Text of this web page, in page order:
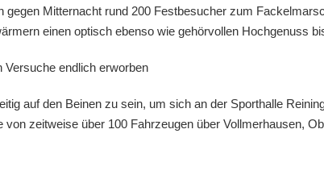
Mitternacht rund 200 Festbesucher zum
einen optisch ebenso wie gehörvollen Hochgenuss
Versuche endlich erworben
auf den Beinen zu sein, um sich an der Sporthalle
zeitweise über 100 Fahrzeugen über Vollmerhausen,